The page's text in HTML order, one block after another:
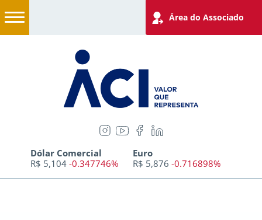
Área do Associado
Dólar Comercial
R$ 5,104 -0.347746%
Euro
R$ 5,876 -0.716898%